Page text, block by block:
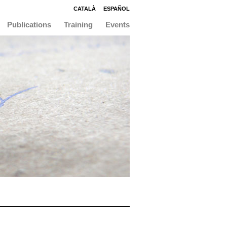
CATALÀ ESPAÑOL
Publications Training Events